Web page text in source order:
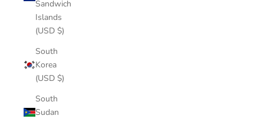
Sandwich
Islands
(USD $)
South
Korea
(USD $)
South
Sudan